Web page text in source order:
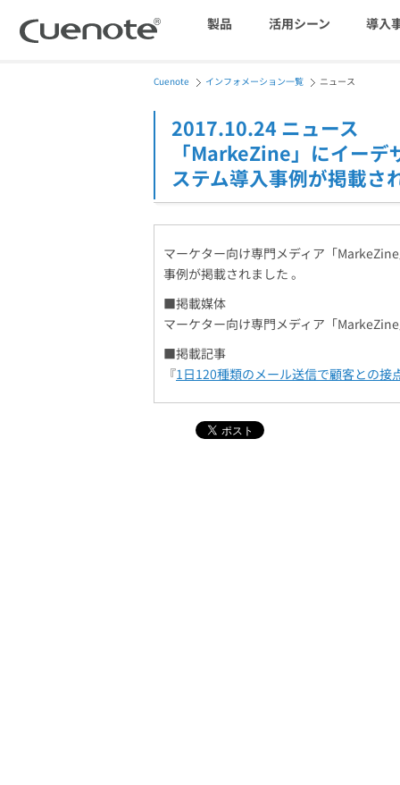
製品
メール配信システム
SMS配信サービス
アンケートシステム・フォーム
活用シーン
会員獲得／ニーズ把握
効果改善・顧客育成
導入
マーケティングブログ
Cuenote インフォメーション一覧 ニュース
2017.10.24 ニュース
「MarkeZine」にイー
ステム導入事例が掲載さ
マーケター向け専門メディア「
事例が掲載されました 。
■掲載媒体
マーケター向け専門メディア「
■掲載記事
『1日120種類のメール送信で顧客との接